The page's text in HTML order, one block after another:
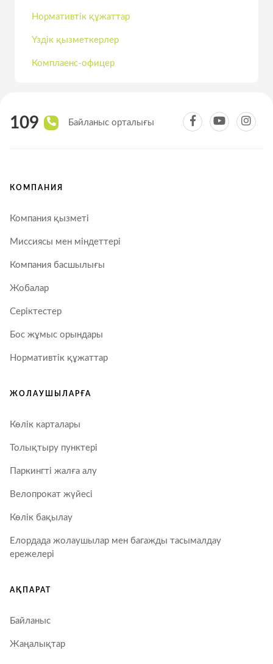
Нормативтік құжаттар
Үздік қызметкерлер
Комплаенс-офицер
109 Байланыс орталығы
КОМПАНИЯ
Компания қызметі
Миссиясы мен міндеттері
Компания басшылығы
Жобалар
Серіктестер
Бос жұмыс орындары
Нормативтік құжаттар
ЖОЛАУШЫЛАРҒА
Көлік карталары
Толықтыру пунктері
Паркингті жалға алу
Велопрокат жүйесі
Көлік бақылау
Елордада жолаушылар мен багажды тасымалдау
ережелері
АҚПАРАТ
Байланыс
Жаңалықтар